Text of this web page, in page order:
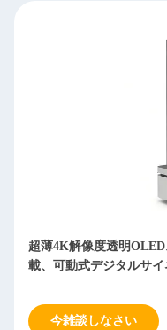
ッテリー搭
インテリ
け
今雑